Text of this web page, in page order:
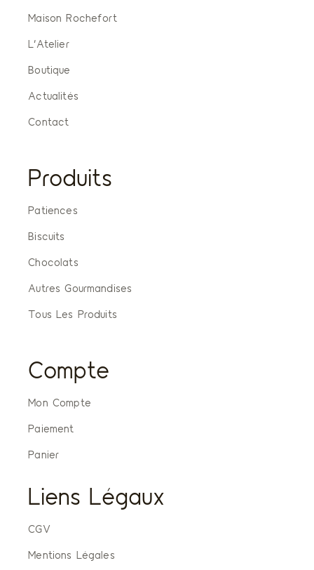
Maison Rochefort
L’Atelier
Boutique
Actualités
Contact
Produits
Patiences
Biscuits
Chocolats
Autres Gourmandises
Tous Les Produits
Compte
Mon Compte
Paiement
Panier
Liens Légaux
CGV
Mentions Légales